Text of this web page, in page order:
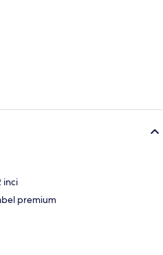
inci
premium